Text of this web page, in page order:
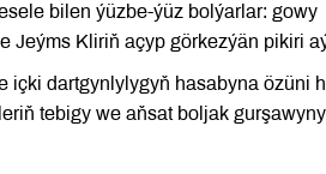
bilen ýüzbe-ýüz bolýarlar:
Jeýms Kliriň açyp görkezýän pikiri
dartgynlylygyň hasabyna özüni
tebigy we aňsat boljak